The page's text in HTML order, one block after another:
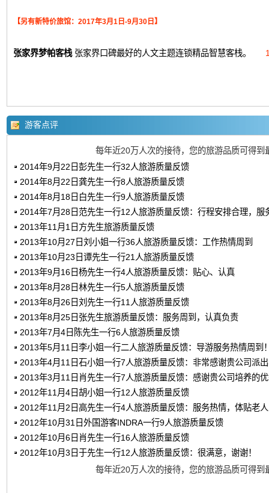
【另有新特价旅馆：2017年3月1日-9月30日】
张家界梦帕客栈张家界口碑最好的人文主题连锁精品智慧客栈。
游客点评
每年近20万人次的接待，您的旅游品质可得到
2014年9月22日彭先生一行32人旅游质量反馈
2014年8月22日龚先生一行8人旅游质量反馈
2014年8月18日白先生一行9人旅游质量反馈
2014年7月28日范先生一行12人旅游质量反馈：行程安排合理，服
2013年11月1日方先生旅游质量反馈
2013年10月27日刘小姐一行36人旅游质量反馈：工作热情周到
2013年10月23日谭先生一行21人旅游质量反馈
2013年9月16日杨先生一行4人旅游质量反馈：贴心、认真
2013年8月28日林先生一行5人旅游质量反馈
2013年8月26日刘先生一行11人旅游质量反馈
2013年8月25日张先生旅游质量反馈：服务周到，认真负责
2013年7月4日陈先生一行6人旅游质量反馈
2013年5月11日李小姐一行二人旅游质量反馈：导游服务热情周到
2013年4月11日石小姐一行7人旅游质量反馈：非常感谢贵公司派
2013年3月11日肖先生一行7人旅游质量反馈：感谢贵公司培养的
2012年11月4日胡小姐一行12人旅游质量反馈
2012年11月2日高先生一行4人旅游质量反馈：服务热情，体贴老
2012年10月31日外国游客INDRA一行9人旅游质量反馈
2012年10月6日肖先生一行16人旅游质量反馈
2012年10月3日于先生一行12人旅游质量反馈：很满意，谢谢！
每年近20万人次的接待，您的旅游品质可得到